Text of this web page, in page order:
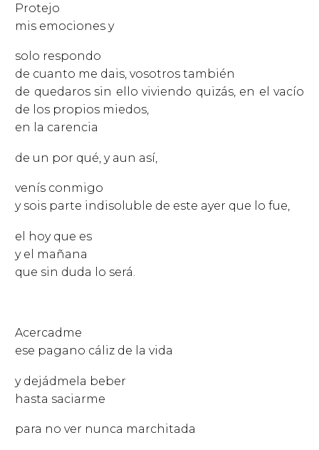
Protejo
mis emociones y
solo respondo
de cuanto me dais, vosotros también
de quedaros sin ello viviendo quizás, en el vacío
de los propios miedos,
en la carencia
de un por qué, y aun así,
venís conmigo
y sois parte indisoluble de este ayer que lo fue,
el hoy que es
y el mañana
que sin duda lo será.
Acercadme
ese pagano cáliz de la vida
y dejádmela beber
hasta saciarme
para no ver nunca marchitada